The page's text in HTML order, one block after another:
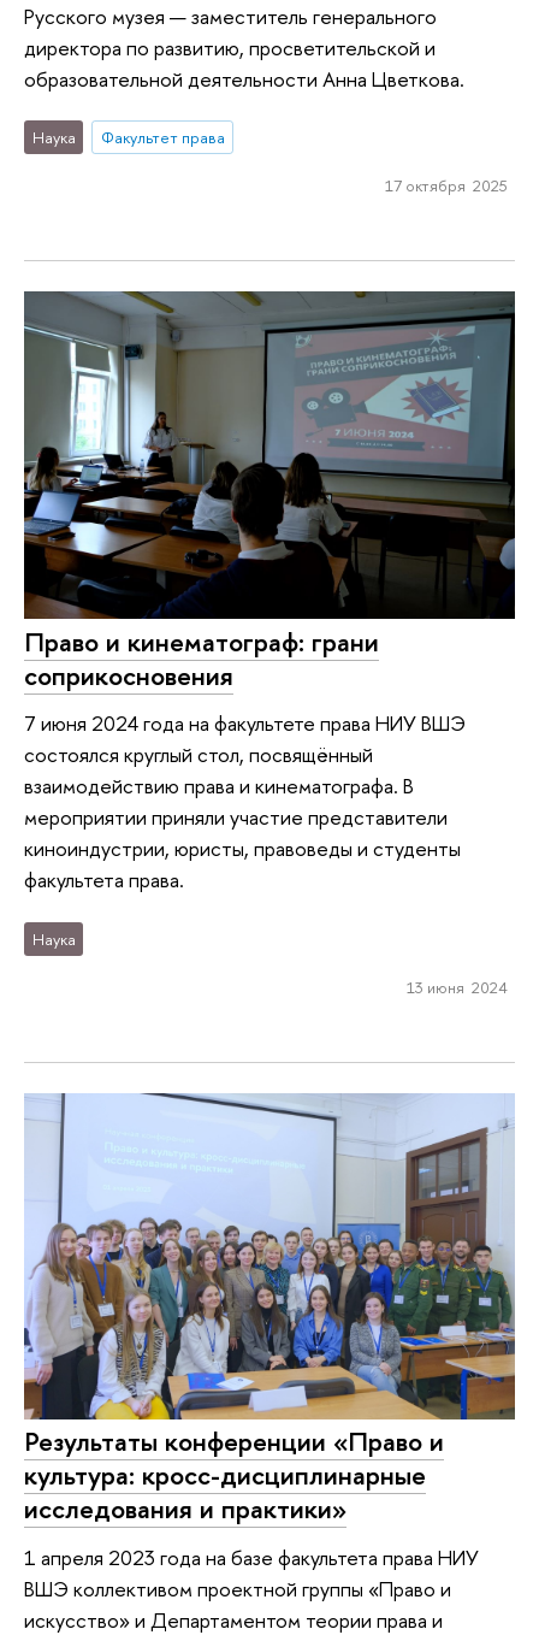
Русского музея — заместитель генерального
директора по развитию, просветительской и
образовательной деятельности Анна Цветкова.
Наука Факультет права
17 октября 2025
Право и кинематограф: грани
соприкосновения
7 июня 2024 года на факультете права НИУ ВШЭ
состоялся круглый стол, посвящённый
взаимодействию права и кинематографа. В
мероприятии приняли участие представители
киноиндустрии, юристы, правоведы и студенты
факультета права.
Наука
13 июня 2024
Результаты конференции «Право и
культура: кросс-дисциплинарные
исследования и практики»
1 апреля 2023 года на базе факультета права НИУ
ВШЭ коллективом проектной группы «Право и
искусство» и Департаментом теории права и